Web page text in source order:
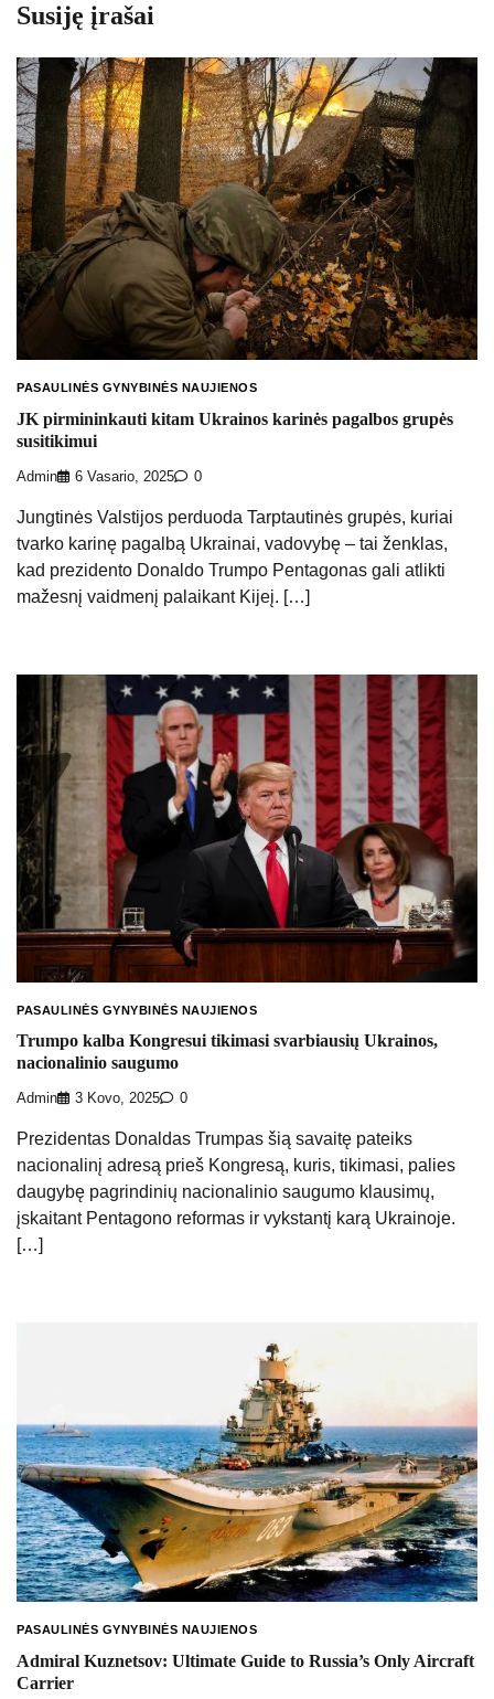
Susiję įrašai
PASAULINĖS GYNYBINĖS NAUJIENOS
JK pirmininkauti kitam Ukrainos karinės pagalbos grupės
susitikimui
Admin 6 Vasario, 2025 0
Jungtinės Valstijos perduoda Tarptautinės grupės, kuriai
tvarko karinę pagalbą Ukrainai, vadovybę – tai ženklas,
kad prezidento Donaldo Trumpo Pentagonas gali atlikti
mažesnį vaidmenį palaikant Kijeį. […]
PASAULINĖS GYNYBINĖS NAUJIENOS
Trumpo kalba Kongresui tikimasi svarbiausių Ukrainos,
nacionalinio saugumo
Admin 3 Kovo, 2025 0
Prezidentas Donaldas Trumpas šią savaitę pateiks
nacionalinį adresą prieš Kongresą, kuris, tikimasi, palies
daugybę pagrindinių nacionalinio saugumo klausimų,
įskaitant Pentagono reformas ir vykstantį karą Ukrainoje.
[…]
PASAULINĖS GYNYBINĖS NAUJIENOS
Admiral Kuznetsov: Ultimate Guide to Russia’s Only Aircraft
Carrier